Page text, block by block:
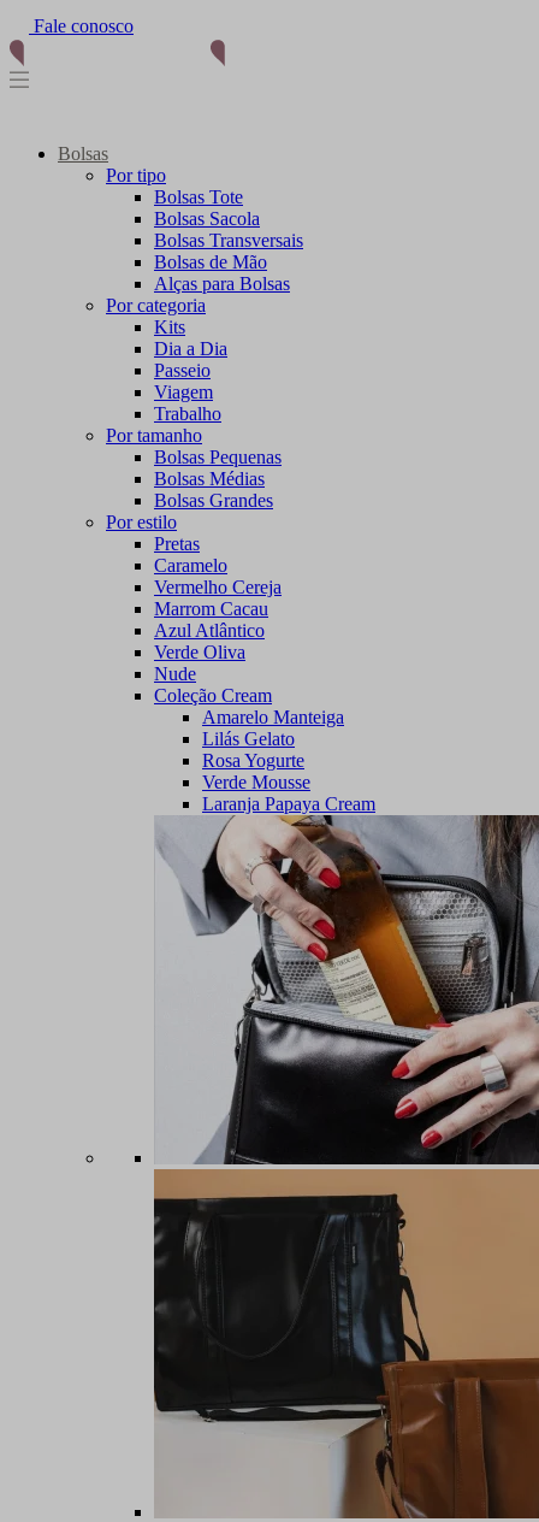
Fale conosco
Bolsas
Por tipo
Bolsas Tote
Bolsas Sacola
Bolsas Transversais
Bolsas de Mão
Alças para Bolsas
Por categoria
Kits
Dia a Dia
Passeio
Viagem
Trabalho
Por tamanho
Bolsas Pequenas
Bolsas Médias
Bolsas Grandes
Por estilo
Pretas
Caramelo
Vermelho Cereja
Marrom Cacau
Azul Atlântico
Verde Oliva
Nude
Coleção Cream
Amarelo Manteiga
Lilás Gelato
Rosa Yogurte
Verde Mousse
Laranja Papaya Cream